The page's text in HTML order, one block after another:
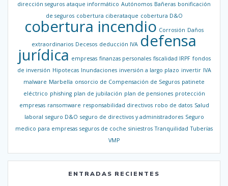
dirección seguros ataque informático Autónomos Bañeras bonificación
de seguros cobertura ciberataque cobertura D&O
cobertura incendio Corrosión Daños
extraordinarios Decesos deducción IVA defensa
jurídica empresas finanzas personales fiscalidad IRPF fondos
de inversión Hipotecas Inundaciones inversión a largo plazo invertir IVA
malware Marbella onsorcio de Compensación de Seguros patinete
eléctrico phishing plan de jubilación plan de pensiones protección
empresas ransomware responsabilidad directivos robo de datos Salud
laboral seguro D&O seguro de directivos y administradores Seguro
medico para empresas seguros de coche siniestros Tranquilidad Tuberías
VMP
ENTRADAS RECIENTES